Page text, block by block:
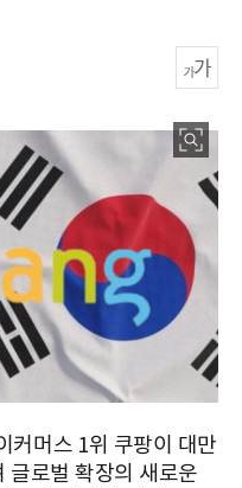
커머스 1위 쿠팡이 대만
글로벌 확장의 새로운